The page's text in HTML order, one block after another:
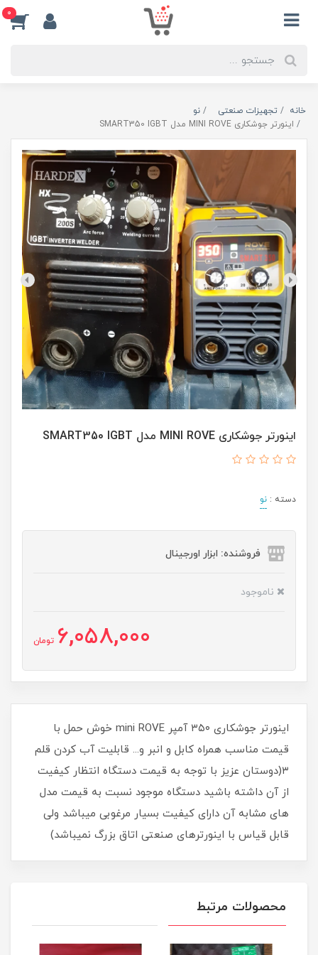
0
خانه تجهیزات صنعتی
نو
اینورتر جوشکاری MINI ROVE مدل SMART350 IGBT
اینورتر جوشکاری MINI ROVE مدل SMART350 IGBT
دسته : نو
فروشنده: ابزار اورجینال
ناموجود
6,058,000 تومان
اینورتر جوشکاری ۳۵۰ آمپر mini ROVE خوش حمل با
قیمت مناسب همراه کابل و انبر و... قابلیت آب کردن قلم
۳(دوستان عزیز با توجه به قیمت دستگاه انتظار کیفیت
از آن داشته باشید دستگاه موجود نسبت به قیمت مدل
های مشابه آن دارای کیفیت بسیار مرغوبی میباشد ولی
قابل قیاس با اینورترهای صنعتی اتاق بزرگ نمیباشد)
محصولات مرتبط